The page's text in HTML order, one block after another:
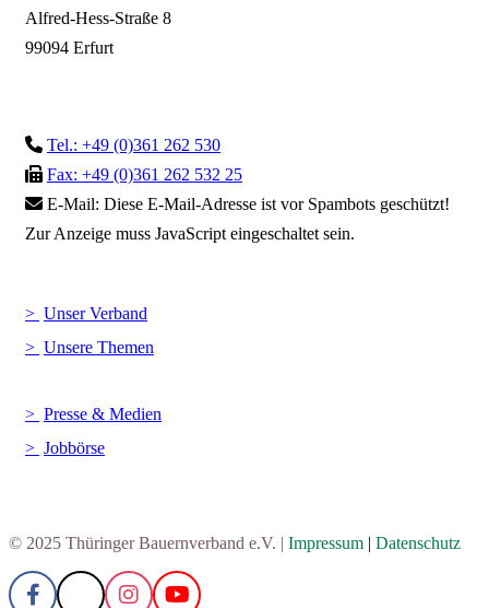
Alfred-Hess-Straße 8
99094 Erfurt
Tel.: +49 (0)361 262 530
Fax: +49 (0)361 262 532 25
E-Mail: Diese E-Mail-Adresse ist vor Spambots geschützt!
Zur Anzeige muss JavaScript eingeschaltet sein.
Unser Verband
Unsere Themen
Presse & Medien
Jobbörse
© 2025 Thüringer Bauernverband e.V. | Impressum | Datenschutz